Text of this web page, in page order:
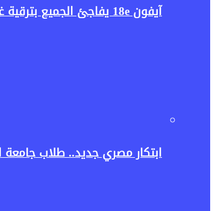
آيفون 18e يفاجئ الجميع بترقية غير متوقعة.. هل تكفي غيغابايت واحدة لإطلاق قوة الذكاء الاصطناعي؟
ابتكار مصري جديد.. طلاب جامعة